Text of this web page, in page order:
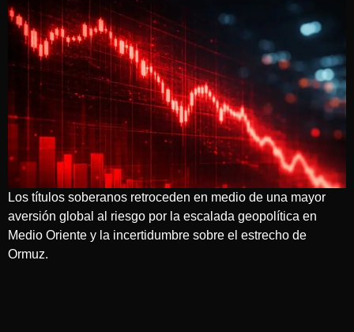
Los títulos soberanos retroceden en medio de una mayor
aversión global al riesgo por la escalada geopolítica en
Medio Oriente y la incertidumbre sobre el estrecho de
Ormuz.